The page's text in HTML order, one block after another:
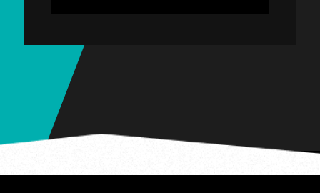
赤湯駅
宮城県
仙台駅